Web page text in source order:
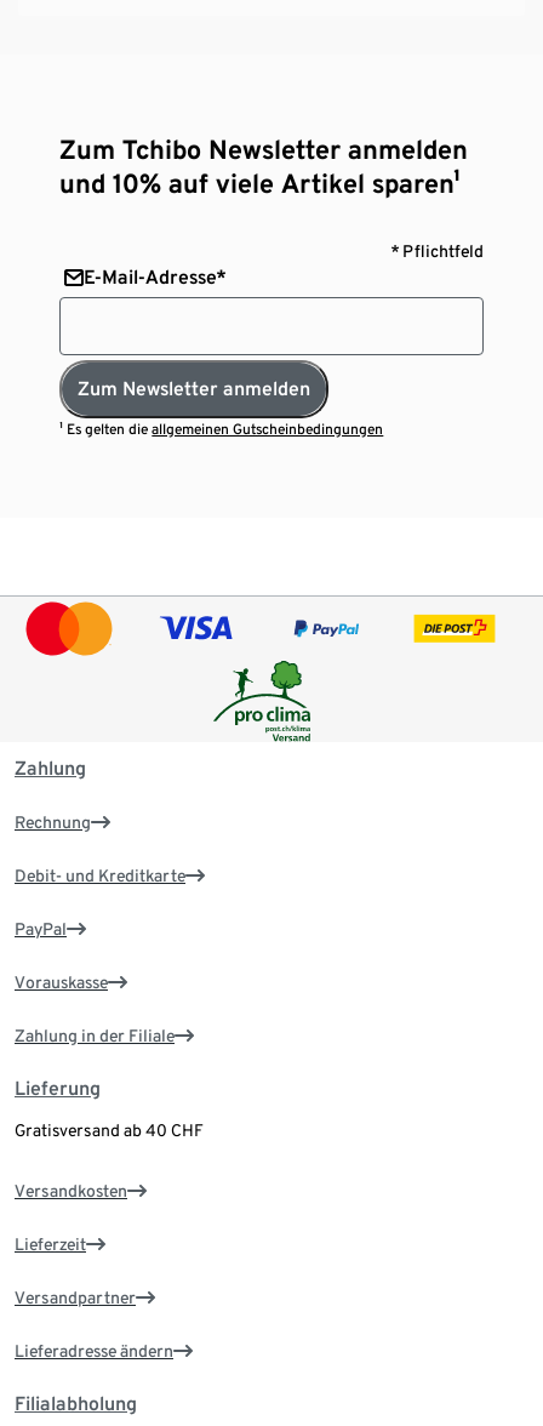
Zum Tchibo Newsletter anmelden
und 10% auf viele Artikel sparen¹
* Pflichtfeld
E-Mail-Adresse*
Zum Newsletter anmelden
¹ Es gelten dieallgemeinen Gutscheinbedingungen
Zahlung
Rechnung
Debit- und Kreditkarte
PayPal
Vorauskasse
Zahlung in der Filiale
Lieferung
Gratisversand ab 40 CHF
Versandkosten
Lieferzeit
Versandpartner
Lieferadresse ändern
Filialabholung